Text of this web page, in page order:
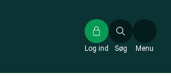
Søg
Log ind Menu